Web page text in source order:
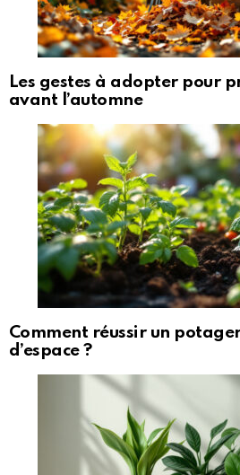
Les gestes à adopter pour
avant l’automne
Comment réussir un
d’espace ?